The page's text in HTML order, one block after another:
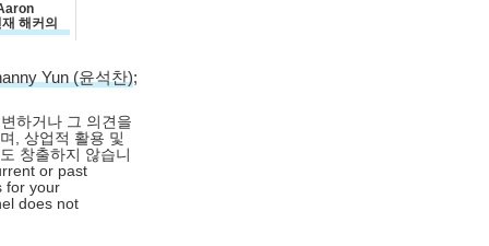
해커의
Yun (윤석찬);
하거나 그 의견을
, 상업적 활용 및
창출하지 않습니
or past
for your
does not